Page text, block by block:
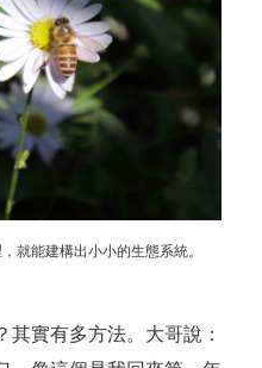
就能建構出小小的生態系統。
實有多方法。大哥說：